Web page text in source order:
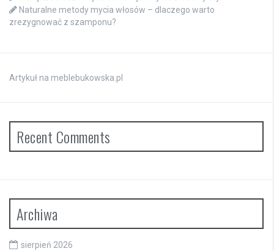
Naturalne metody mycia włosów – dlaczego warto
zrezygnować z szamponu?
Artykuł na meblebukowska.pl
Recent Comments
Archiwa
sierpień 2026